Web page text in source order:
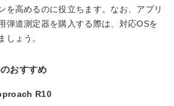
を高めるのに役立ちます。なお、アプリ
弾道測定器を購入する際は、対応OSを
しょう。
おすすめ
R10